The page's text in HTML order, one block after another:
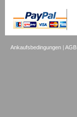
Ankaufsbedingungen |AGB